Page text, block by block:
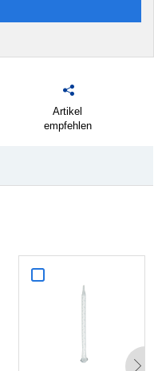
Artikel
empfehlen